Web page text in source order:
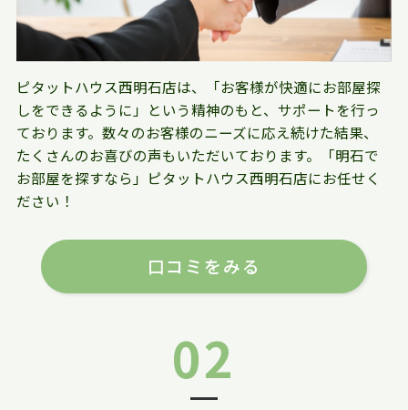
ピタットハウス西明石店は、「お客様が快適にお部屋探
しをできるように」という精神のもと、サポートを行っ
ております。数々のお客様のニーズに応え続けた結果、
たくさんのお喜びの声もいただいております。「明石で
お部屋を探すなら」ピタットハウス西明石店にお任せく
ださい！
口コミをみる
02